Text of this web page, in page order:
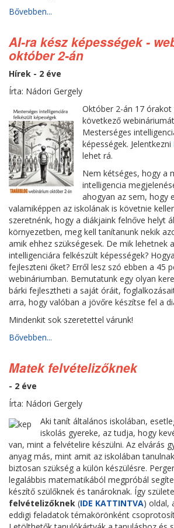
Bővebben...
AI-ra kész képességek -
október 2-án
Hírek - 2 éve
Írta: Nádori Gergely
Október 2-án 17
következő
Mesterséges
képességek. Jelentkezni
lehet rá.
Nem kétséges, hogy a
intelligencia
ahogyan az sem, hogy
valamiképpen az iskolának is követnie
szeretnénk, hogy a diákjaink felnőve helyt
környezetben, meg kell tanítanunk nekik
amik ehhez szükségesek. De mik lehetnek
intelligenciára felkészült képességek?
fejleszteni őket? Erről lesz szó ebben a 45
webináriumban. Bemutatunk egy olyan
bárki fejlesztheti a saját óráit,
arra, hogy valóban a jövőre készítse fel a
Mindenkit sok szeretettel várunk!
Bővebben...
Matek felvételizőknek
- 2 éve
Írta: Nádori Gergely
Aki tanít általános iskolában,
iskolás gyereke, az tudja, hogy
van, mint a felvételire készülni. Az elvárás
anyag más, mint amit az iskolában
biztosan szükség a külön készülésre.
legalábbis matematikából megpróbál
készítő szülőknek és tanároknak. Így
felvételizőknek (IDE KATTINTVA) oldal,
eddigi feladatok témakörönként